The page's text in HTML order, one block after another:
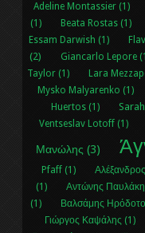
Adeline Montassier (1)
(1)
Beata Rostas (1)
Essam Darwish (1)
(2)
Giancarlo Lepore
Taylor (1)
Lara
Mysko Malyarenko (1)
Huertos (1)
Ventseslav Lotoff (1)
Μανώλης (3)
Pfaff (1)
(1)
Αντώνης
(1)
Βαλσάμης
Γιώργος Καψάλης (1)